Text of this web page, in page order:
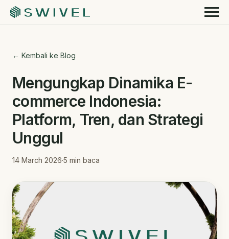
← Kembali ke Blog
Mengungkap Dinamika E-
commerce Indonesia:
Platform, Tren, dan Strategi
Unggul
14 March 2026·5 min baca